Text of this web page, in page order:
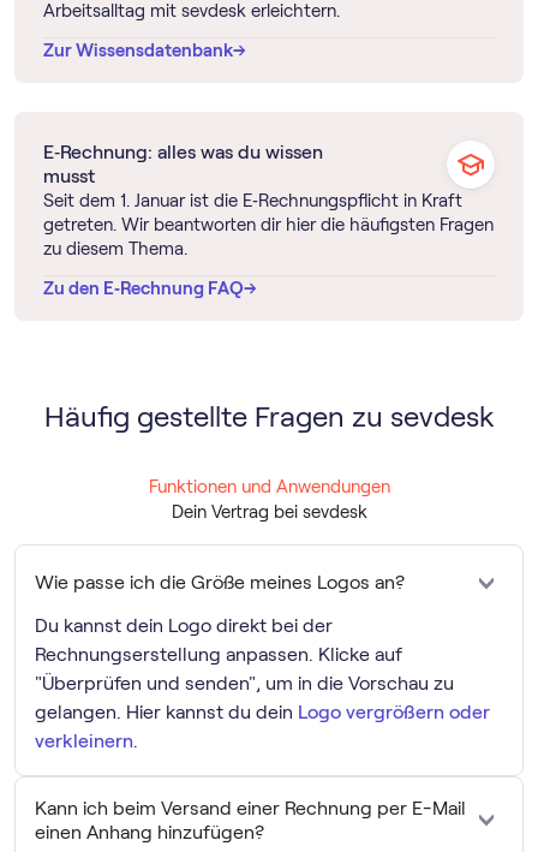
Arbeitsalltag mit sevdesk erleichtern.
Zur Wissensdatenbank→
→
E‑Rechnung: alles was du wissen
musst
Seit dem 1. Januar ist die E‑Rechnungspflicht in Kraft
getreten. Wir beantworten dir hier die häufigsten Fragen
zu diesem Thema.
Zu den E‑Rechnung FAQ→
→
Häufig gestellte Fragen zu sevdesk
Funktionen und Anwendungen
Dein Vertrag bei sevdesk
Wie passe ich die Größe meines Logos an?
Du kannst dein Logo direkt bei der
Rechnungserstellung anpassen. Klicke auf
"Überprüfen und senden", um in die Vorschau zu
gelangen. Hier kannst du dein Logo vergrößern oder
verkleinern.
Kann ich beim Versand einer Rechnung per E-Mail
einen Anhang hinzufügen?